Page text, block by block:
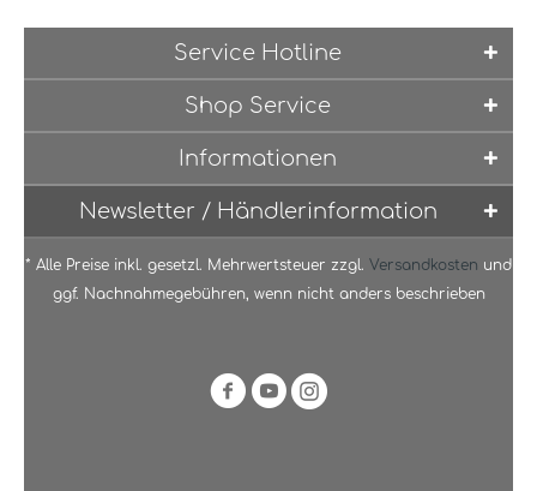
Service Hotline
Shop Service
Informationen
Newsletter / Händlerinformation
* Alle Preise inkl. gesetzl. Mehrwertsteuer zzgl. Versandkosten und
ggf. Nachnahmegebühren, wenn nicht anders beschrieben